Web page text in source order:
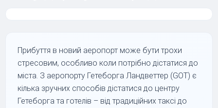
Прибуття в новий аеропорт може бути трохи
стресовим, особливо коли потрібно дістатися до
міста. З аеропорту Гетеборга Ландветтер (GOT) є
кілька зручних способів дістатися до центру
Гетеборга та готелів – від традиційних таксі до